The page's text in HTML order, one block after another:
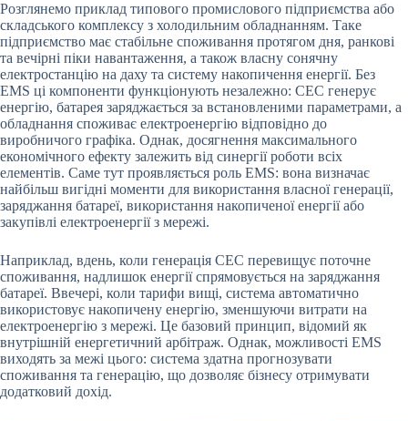
Розглянемо приклад типового промислового підприємства або
складського комплексу з холодильним обладнанням. Таке
підприємство має стабільне споживання протягом дня, ранкові
та вечірні піки навантаження, а також власну сонячну
електростанцію на даху та систему накопичення енергії. Без
EMS ці компоненти функціонують незалежно: СЕС генерує
енергію, батарея заряджається за встановленими параметрами, а
обладнання споживає електроенергію відповідно до
виробничого графіка. Однак, досягнення максимального
економічного ефекту залежить від синергії роботи всіх
елементів. Саме тут проявляється роль EMS: вона визначає
найбільш вигідні моменти для використання власної генерації,
заряджання батареї, використання накопиченої енергії або
закупівлі електроенергії з мережі.
Наприклад, вдень, коли генерація СЕС перевищує поточне
споживання, надлишок енергії спрямовується на заряджання
батареї. Ввечері, коли тарифи вищі, система автоматично
використовує накопичену енергію, зменшуючи витрати на
електроенергію з мережі. Це базовий принцип, відомий як
внутрішній енергетичний арбітраж. Однак, можливості EMS
виходять за межі цього: система здатна прогнозувати
споживання та генерацію, що дозволяє бізнесу отримувати
додатковий дохід.